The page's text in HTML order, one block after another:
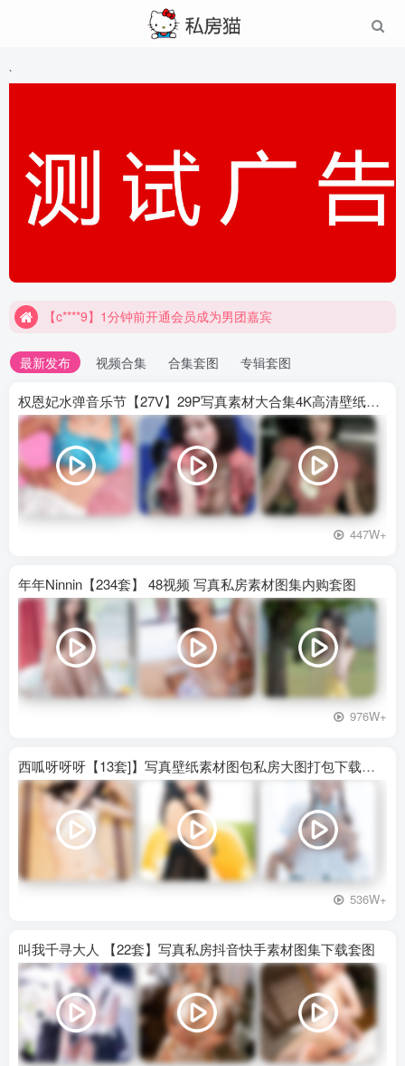
`
【c****9】1分钟前开通会员成为男团嘉宾
最新发布 视频合集 合集套图 专辑套图
权恩妃水弹音乐节【27V】29P写真素材大合集4K高清壁纸照片素材
447W+
年年Ninnin【234套】 48视频 写真私房素材图集内购套图
976W+
西呱呀呀呀【13套]】写真壁纸素材图包私房大图打包下载百度网盘
536W+
叫我千寻大人 【22套】写真私房抖音快手素材图集下载套图